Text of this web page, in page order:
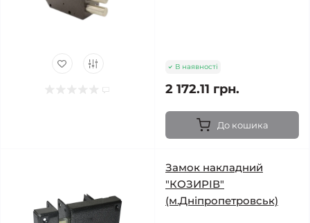
В наявності
2 172.11 грн.
До кошика
Замок накладний
"КОЗИРІВ"
(м.Дніпропетровськ)